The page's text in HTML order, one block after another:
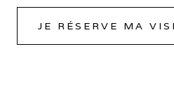
JE RÉSERVE MA